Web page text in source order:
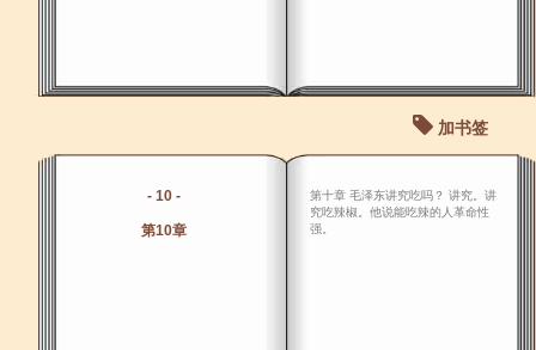
加书签
- 10 -
第10章
第十章 毛泽东讲究吃吗？ 讲究。讲
究吃辣椒。他说能吃辣的人革命性
强。